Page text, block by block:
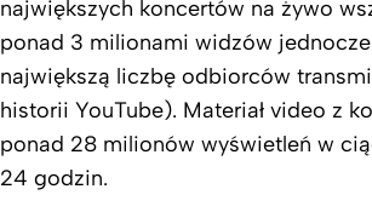
największych koncertów na żywo
ponad 3 milionami widzów
największą liczbę odbiorców
historii YouTube). Materiał video z
ponad 28 milionów wyświetleń w
24 godzin.